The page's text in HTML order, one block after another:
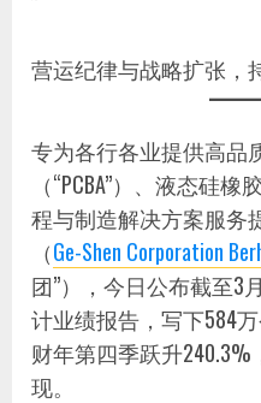
营运纪律与战略扩张，
专为各行各业提供高品
（“PCBA”）、液态硅
程与制造解决方案服务
（Ge-Shen Corporation
团”），今日公布截至3
计业绩报告，写下584
财年第四季跃升
现。